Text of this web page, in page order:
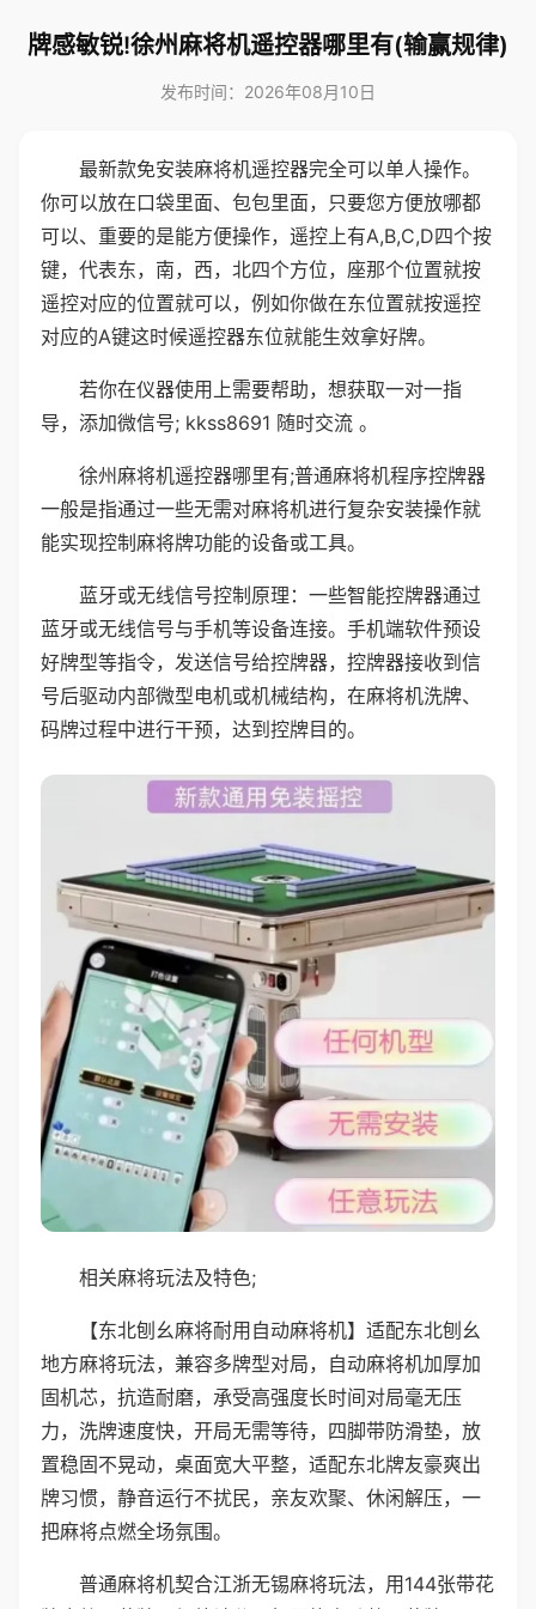
牌感敏锐!徐州麻将机遥控器哪里有(输赢规律)
发布时间：2026年08月10日
最新款免安装麻将机遥控器完全可以单人操作。
你可以放在口袋里面、包包里面，只要您方便放哪都
可以、重要的是能方便操作，遥控上有A,B,C,D四个按
键，代表东，南，西，北四个方位，座那个位置就按
遥控对应的位置就可以，例如你做在东位置就按遥控
对应的A键这时候遥控器东位就能生效拿好牌。
若你在仪器使用上需要帮助，想获取一对一指
导，添加微信号; kkss8691 随时交流 。
徐州麻将机遥控器哪里有;普通麻将机程序控牌器
一般是指通过一些无需对麻将机进行复杂安装操作就
能实现控制麻将牌功能的设备或工具。
蓝牙或无线信号控制原理：一些智能控牌器通过
蓝牙或无线信号与手机等设备连接。手机端软件预设
好牌型等指令，发送信号给控牌器，控牌器接收到信
号后驱动内部微型电机或机械结构，在麻将机洗牌、
码牌过程中进行干预，达到控牌目的。
相关麻将玩法及特色;
【东北刨幺麻将耐用自动麻将机】适配东北刨幺
地方麻将玩法，兼容多牌型对局，自动麻将机加厚加
固机芯，抗造耐磨，承受高强度长时间对局毫无压
力，洗牌速度快，开局无需等待，四脚带防滑垫，放
置稳固不晃动，桌面宽大平整，适配东北牌友豪爽出
牌习惯，静音运行不扰民，亲友欢聚、休闲解压，一
把麻将点燃全场氛围。
普通麻将机契合江浙无锡麻将玩法，用144张带花